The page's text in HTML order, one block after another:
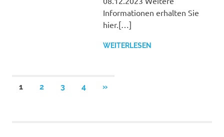
Informationen erhalten Sie
hier.[…]
WEITERLESEN
Seitennummerierung
1 2 3 4
NÄCHSTE
»